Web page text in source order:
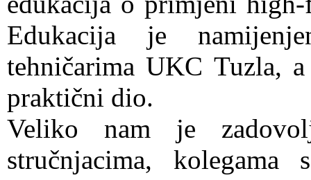
Edukacija je
tehničarima UKC Tuzla,
praktični dio.
Veliko nam je
stručnjacima,